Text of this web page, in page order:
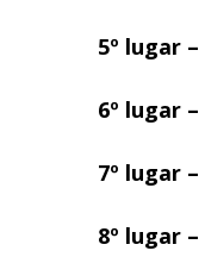
5º lugar –
6º lugar –
7º lugar –
8º lugar –